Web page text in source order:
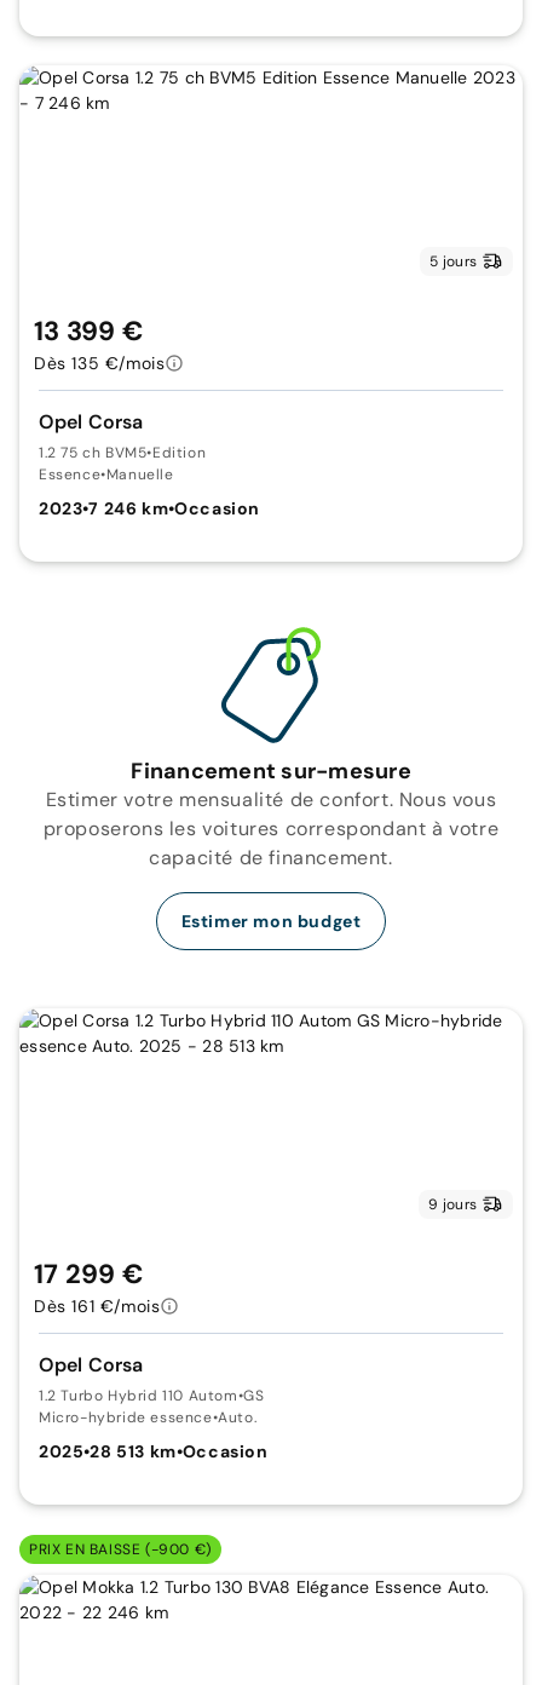
5 jours
Opel Corsa
1.2 75 ch BVM5•Edition
Essence•Manuelle
2023•7 246 km•Occasion
13 399 €
Dès 135 €/mois
Financement sur-mesure
Estimer votre mensualité de confort. Nous vous
proposerons les voitures correspondant à votre
capacité de financement.
Estimer mon budget
9 jours
Opel Corsa
1.2 Turbo Hybrid 110 Autom•GS
Micro-hybride essence•Auto.
2025•28 513 km•Occasion
17 299 €
Dès 161 €/mois
PRIX EN BAISSE (-900 €)